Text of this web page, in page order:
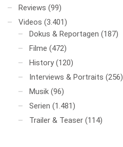
Reviews (99)
Videos (3.401)
Dokus & Reportagen (187)
Filme (472)
History (120)
Interviews & Portraits (256)
Musik (96)
Serien (1.481)
Trailer & Teaser (114)